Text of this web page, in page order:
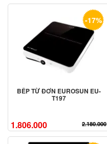
-17%
BẾP TỪ ĐƠN EUROSUN EU-
T197
1.806.000 2.180.000